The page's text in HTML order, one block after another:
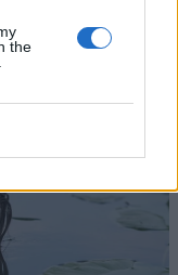
the